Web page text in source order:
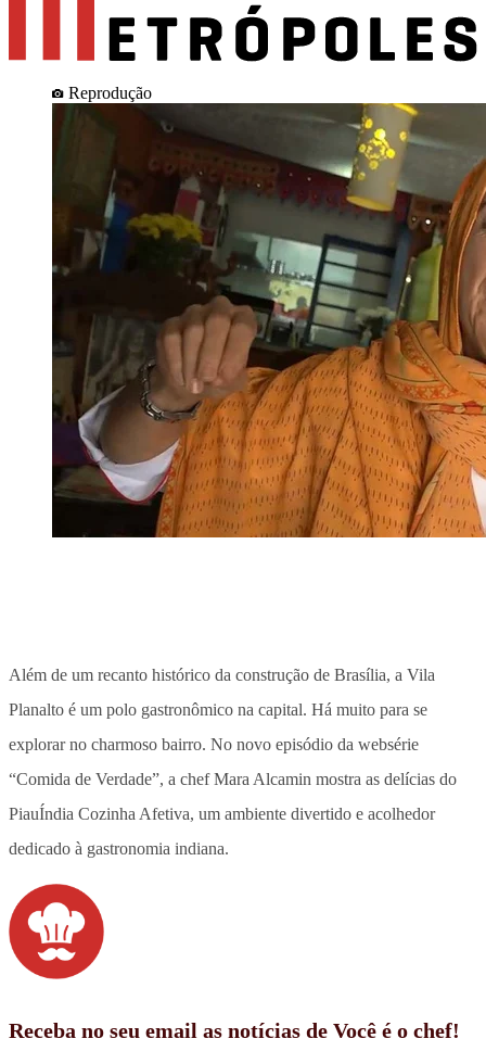
Reprodução
Além de um recanto histórico da construção de Brasília, a Vila
Planalto é um polo gastronômico na capital. Há muito para se
explorar no charmoso bairro. No novo episódio da websérie
“Comida de Verdade”, a chef Mara Alcamin mostra as delícias do
PiauÍndia Cozinha Afetiva, um ambiente divertido e acolhedor
dedicado à gastronomia indiana.
Receba no seu email as notícias de Você é o chef!